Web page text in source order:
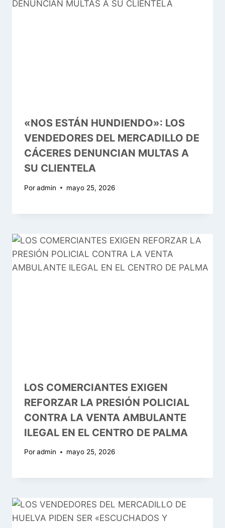
«NOS ESTÁN HUNDIENDO»: LOS
VENDEDORES DEL MERCADILLO DE
CÁCERES DENUNCIAN MULTAS A
SU CLIENTELA
Poradmin mayo 25, 2026
LOS COMERCIANTES EXIGEN
REFORZAR LA PRESIÓN POLICIAL
CONTRA LA VENTA AMBULANTE
ILEGAL EN EL CENTRO DE PALMA
Poradmin mayo 25, 2026